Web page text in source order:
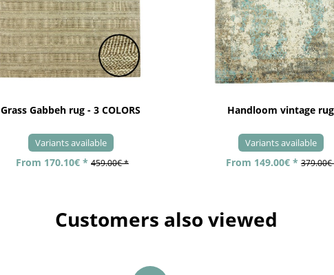
Grass Gabbeh rug - 3 COLORS
Variants available
From 170.10€ * 459.00€ *
Handloom vintage rug
Variants available
From 149.00€ *
Customers also viewed